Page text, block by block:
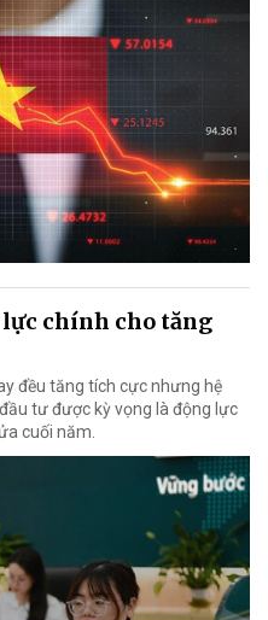
chính cho tăng
đều tăng tích cực nhưng hệ
tư được kỳ vọng là động lực
cuối năm.